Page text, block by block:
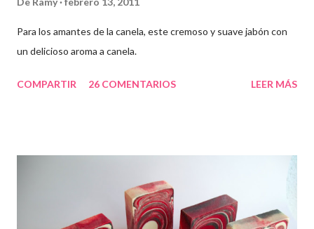
Para los amantes de la canela, este cremoso y suave jabón con
un delicioso aroma a canela.
COMPARTIR 26 COMENTARIOS LEER MÁS